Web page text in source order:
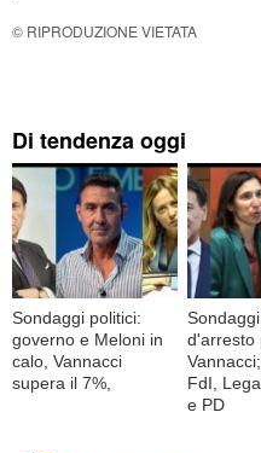
© RIPRODUZIONE VIETATA
Di tendenza oggi
Sondaggi politici:
governo e Meloni in
calo, Vannacci
supera il 7%,
d'arresto
FdI,
e PD